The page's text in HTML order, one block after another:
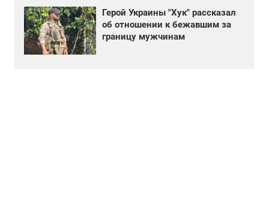
Герой Украины "Хук" рассказал
об отношении к бежавшим за
границу мужчинам